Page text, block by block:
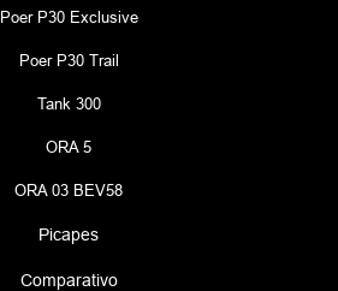
Poer P30 Exclusive
Poer P30 Trail
Tank 300
ORA 5
ORA 03 BEV58
Picapes
Comparativo